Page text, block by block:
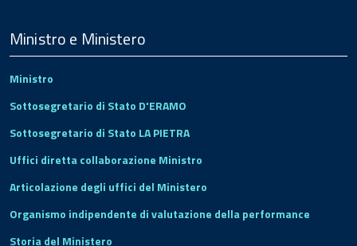
Footer
Ministro e Ministero
Ministro
Sottosegretario di Stato D'ERAMO
Sottosegretario di Stato LA PIETRA
Uffici diretta collaborazione Ministro
Articolazione degli uffici del Ministero
Organismo indipendente di valutazione della performance
Storia del Ministero